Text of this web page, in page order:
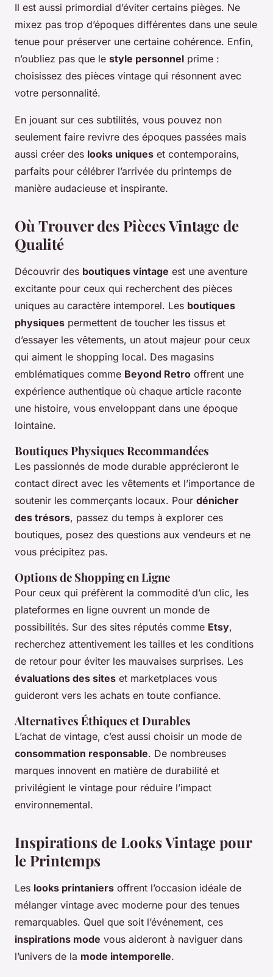
Il est aussi primordial d’éviter certains pièges. Ne
mixez pas trop d’époques différentes dans une seule
tenue pour préserver une certaine cohérence. Enfin,
n’oubliez pas que le style personnel prime :
choisissez des pièces vintage qui résonnent avec
votre personnalité.
En jouant sur ces subtilités, vous pouvez non
seulement faire revivre des époques passées mais
aussi créer des looks uniques et contemporains,
parfaits pour célébrer l’arrivée du printemps de
manière audacieuse et inspirante.
Où Trouver des Pièces Vintage de
Qualité
Découvrir des boutiques vintage est une aventure
excitante pour ceux qui recherchent des pièces
uniques au caractère intemporel. Les boutiques
physiques permettent de toucher les tissus et
d’essayer les vêtements, un atout majeur pour ceux
qui aiment le shopping local. Des magasins
emblématiques comme Beyond Retro offrent une
expérience authentique où chaque article raconte
une histoire, vous enveloppant dans une époque
lointaine.
Boutiques Physiques Recommandées
Les passionnés de mode durable apprécieront le
contact direct avec les vêtements et l’importance de
soutenir les commerçants locaux. Pour dénicher
des trésors, passez du temps à explorer ces
boutiques, posez des questions aux vendeurs et ne
vous précipitez pas.
Options de Shopping en Ligne
Pour ceux qui préfèrent la commodité d’un clic, les
plateformes en ligne ouvrent un monde de
possibilités. Sur des sites réputés comme Etsy,
recherchez attentivement les tailles et les conditions
de retour pour éviter les mauvaises surprises. Les
évaluations des sites et marketplaces vous
guideront vers les achats en toute confiance.
Alternatives Éthiques et Durables
L’achat de vintage, c’est aussi choisir un mode de
consommation responsable. De nombreuses
marques innovent en matière de durabilité et
privilégient le vintage pour réduire l’impact
environnemental.
Inspirations de Looks Vintage pour
le Printemps
Les looks printaniers offrent l’occasion idéale de
mélanger vintage avec moderne pour des tenues
remarquables. Quel que soit l’événement, ces
inspirations mode vous aideront à naviguer dans
l’univers de la mode intemporelle.